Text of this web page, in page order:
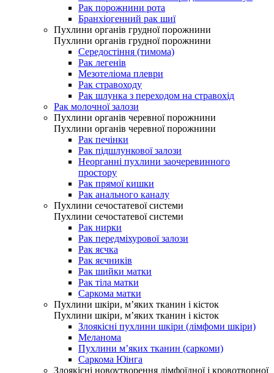
Рак порожнини рота
Бранхіогенний рак шиї
Пухлини органів грудної порожнини
Пухлини органів грудної порожнини
Середостіння (тимома)
Рак легенів
Мезотеліома плеври
Рак стравоходу
Рак шлунка з переходом на стравохід
Рак молочної залози
Пухлини органів черевної порожнини
Пухлини органів черевної порожнини
Рак печінки
Рак підшлункової залози
Неорганні пухлини заочеревинного
простору
Рак прямої кишки
Рак анального каналу
Пухлини сечостатевої системи
Пухлини сечостатевої системи
Рак нирки
Рак передміхурової залози
Рак яєчка
Рак яєчників
Рак шийки матки
Рак тіла матки
Саркома матки
Пухлини шкіри, м’яких тканин і кісток
Пухлини шкіри, м’яких тканин і кісток
Злоякісні пухлини шкіри (лімфоми шкіри)
Меланома
Пухлини м’яких тканин (саркоми)
Саркома Юінга
Злоякісні новоутворення лімфоїдної і кровотворної